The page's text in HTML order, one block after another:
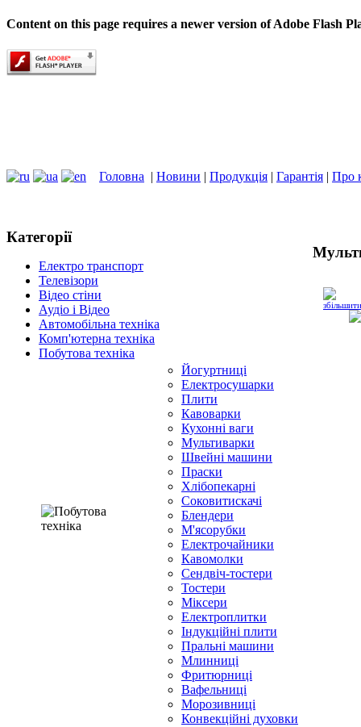
Content on this page requires a newer version of Adobe Flash
Головна | Новини | Продукція | Гарантія | Про
Категорії
Електро транспорт
Телевізори
Відео стіни
Аудіо і Відео
Автомобільна техніка
Комп'ютерна техніка
Побутова техніка
Йогуртниці
Електросушарки
Плити
Кавоварки
Кухонні ваги
Мультиварки
Швейні машини
Праски
Хлібопекарні
Соковитискачі
Блендери
М'ясорубки
Електрочайники
Кавомолки
Сендвіч-тостери
Тостери
Міксери
Електроплитки
Індукційні плити
Пральні машини
Млинниці
Фритюрниці
Вафельниці
Морозивниці
Конвекційні духовки
збільшити